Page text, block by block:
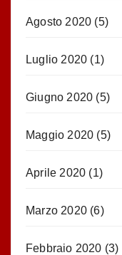
Agosto 2020 (5)
Luglio 2020 (1)
Giugno 2020 (5)
Maggio 2020 (5)
Aprile 2020 (1)
Marzo 2020 (6)
Febbraio 2020 (3)